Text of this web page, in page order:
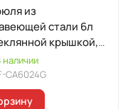
из
стали 6л
крышкой,
наличии
CA6024G